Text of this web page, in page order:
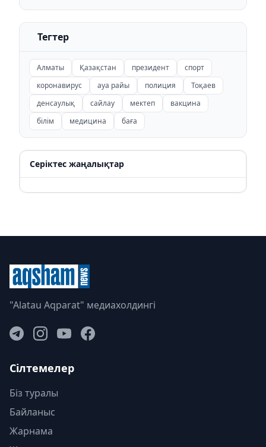
Тегтер
Алматы Қазақстан президент
спорт
коронавирус
ауа райы полиция
Тоқаев
денсаулық
сайлау мектеп
вакцина
білім
медицина баға
Серіктес жаңалықтар
"Alatau Aqparat" медиахолдингі
Сілтемелер
Біз туралы
Байланыс
Жарнама